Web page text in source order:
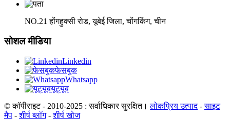
NO.21 होंगहुक्सी रोड, यूबेई जिला, चोंगकिंग, चीन
सोशल मीडिया
Linkedin
फेसबुक
Whatsapp
यूट्यूब
© कॉपीराइट - 2010-2025 : सर्वाधिकार सुरक्षित। लोकप्रिय उत्पाद-साइट
मैप -शीर्ष ब्लॉग-शीर्ष खोज